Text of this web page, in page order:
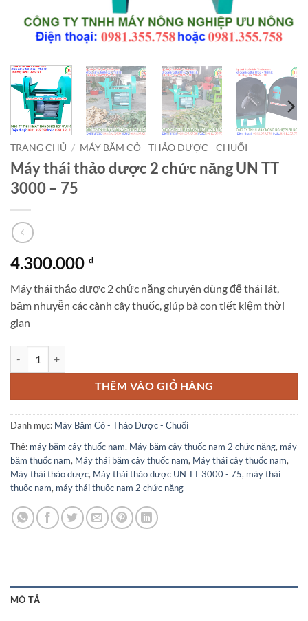
TRANG CHỦ / MÁY BĂM CỎ - THẢO DƯỢC - CHUỐI
Máy thái thảo dược 2 chức năng UN TT
3000 – 75
4.300.000 ₫
Máy thái thảo dược 2 chức năng chuyên dùng để thái lát,
băm nhuyễn các cành cây thuốc, giúp bà con tiết kiệm thời
gian
THÊM VÀO GIỎ HÀNG
Danh mục: Máy Băm Cỏ - Thảo Dược - Chuối
Thẻ: máy băm cây thuốc nam, Máy băm cây thuốc nam 2 chức năng, máy
băm thuốc nam, Máy thái băm cây thuốc nam, Máy thái cây thuốc nam,
Máy thái thảo dược, Máy thái thảo dược UN TT 3000 - 75, máy thái
thuốc nam, máy thái thuốc nam 2 chức năng
MÔ TẢ